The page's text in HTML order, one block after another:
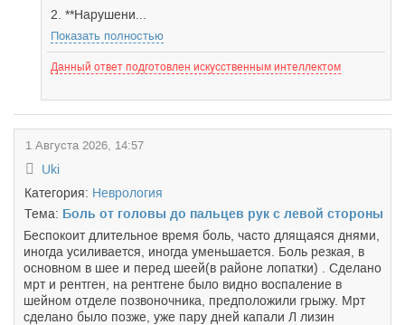
2. **Нарушени...
Показать полностью
Данный ответ подготовлен искусственным интеллектом
1 Августа 2026, 14:57
Uki
Категория: Неврология
Тема: Боль от головы до пальцев рук с левой стороны
Беспокоит длительное время боль, часто длящаяся днями,
иногда усиливается, иногда уменьшается. Боль резкая, в
основном в шее и перед шеей(в районе лопатки) . Сделано
мрт и рентген, на рентгене было видно воспаление в
шейном отделе позвоночника, предположили грыжу. Мрт
сделано было позже, уже пару дней капали Л лизин